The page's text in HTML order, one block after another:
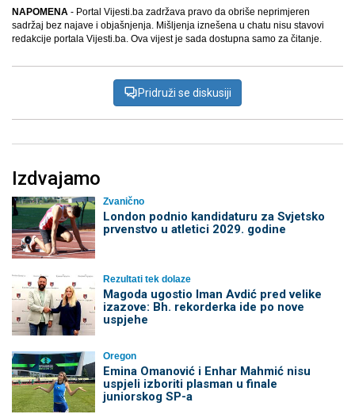
NAPOMENA - Portal Vijesti.ba zadržava pravo da obriše neprimjeren
sadržaj bez najave i objašnjenja. Mišljenja iznešena u chatu nisu stavovi
redakcije portala Vijesti.ba. Ova vijest je sada dostupna samo za čitanje.
Pridruži se diskusiji
Izdvajamo
Zvanično
London podnio kandidaturu za Svjetsko
prvenstvo u atletici 2029. godine
Rezultati tek dolaze
Magoda ugostio Iman Avdić pred velike
izazove: Bh. rekorderka ide po nove
uspjehe
Oregon
Emina Omanović i Enhar Mahmić nisu
uspjeli izboriti plasman u finale
juniorskog SP-a